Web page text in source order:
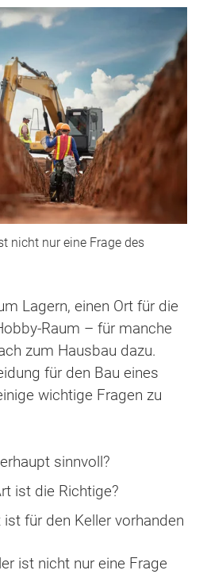
nicht nur eine Frage des
Lagern, einen Ort für die
Raum – für manche
zum Hausbau dazu.
für den Bau eines
wichtige Fragen zu
sinnvoll?
ist die Richtige?
für den Keller vorhanden
ist nicht nur eine Frage